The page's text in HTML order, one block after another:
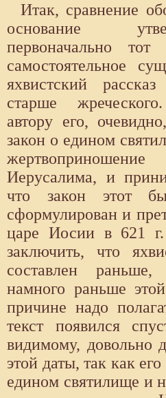
Итак, сравнение
основание
первоначально
самостоятельное
яхвистский
старше
автору его,
закон о едином
Иерусалима, и
что закон этот
сформулирован и
царе Иосии в 621
заключить, что
составлен
намного раньше
причине надо
текст появился
видимому, довольно
этой даты, так как его
едином святилище и